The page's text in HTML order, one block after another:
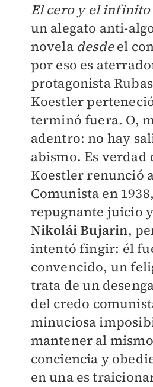
El cero y el infinito
un alegato anti-
novela desdeel
por eso es
protagonista
Koestler
terminó fuera. O,
adentro: no hay
abismo. Es
Koestler renunció
Comunista en
repugnante juicio
Nikolái Bujarin,
intentó fingir: él
convencido, un
trata de un
del credo
minuciosa
mantener al
conciencia y
en una es